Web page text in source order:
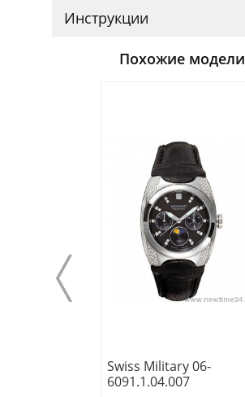
Инструкции
Похожие модели
Swiss Military 06-
6091.1.04.007